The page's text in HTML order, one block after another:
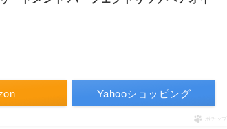
Yahooショッピング
ポチップ